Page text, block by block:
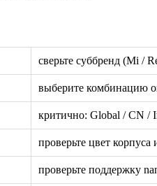
сверьте суббренд (Mi /
выберите комбинацию
критично: Global / CN /
проверьте цвет
проверьте поддержку